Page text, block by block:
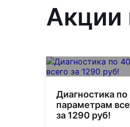
Акции
Диагностика по
параметрам
за 1290 руб!